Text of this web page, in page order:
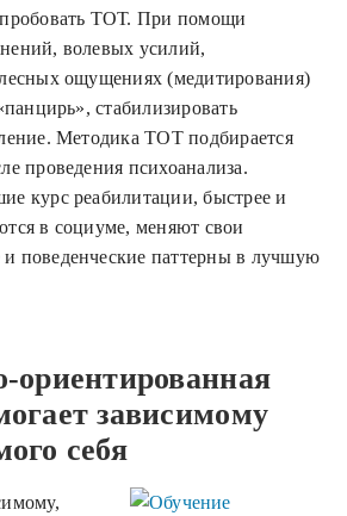
ТОТ. При помощи
волевых усилий,
ощущениях (медитирования)
стабилизировать
Методика ТОТ подбирается
проведения психоанализа.
курс реабилитации, быстрее и
в социуме, меняют свои
поведенческие паттерны в лучшую
ориентированная
зависимому
себя